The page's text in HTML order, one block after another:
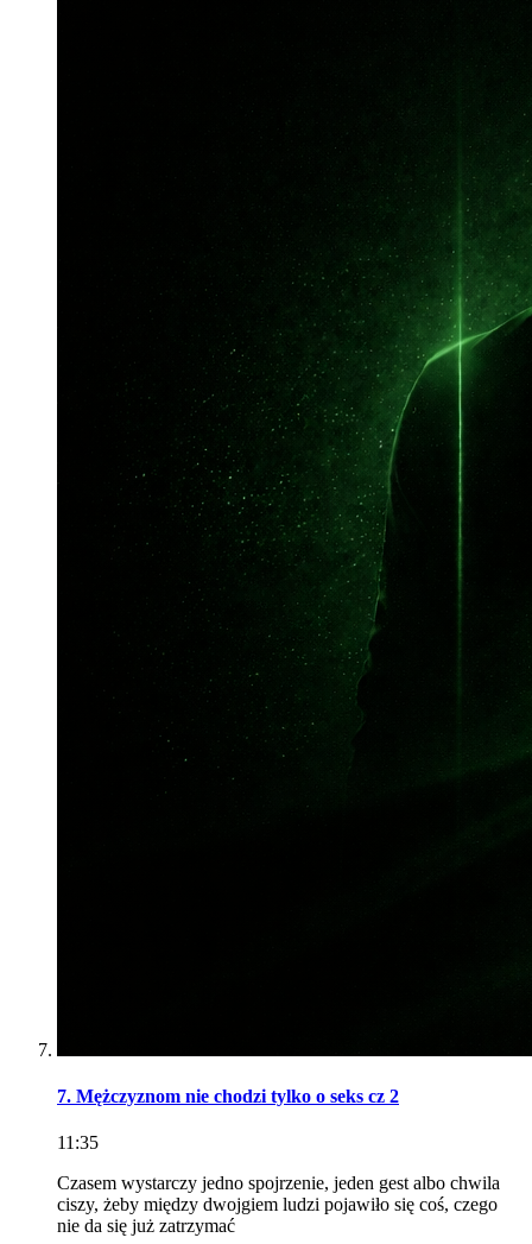
7. Mężczyznom nie chodzi tylko o seks cz 2
11:35
Czasem wystarczy jedno spojrzenie, jeden gest albo chwila
ciszy, żeby między dwojgiem ludzi pojawiło się coś, czego
nie da się już zatrzymać